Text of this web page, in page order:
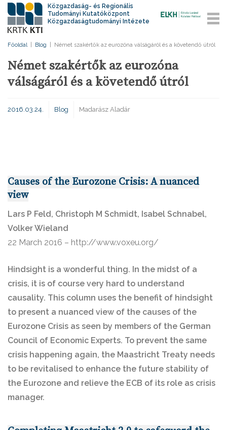
Közgazdaság- és Regionális
Tudományi Kutatóközpont
Közgazdaságtudományi Intézete
Főoldal Blog Német szakértők az eurozóna válságáról és a követendő útról
Német szakértők az eurozóna
válságáról és a követendő útról
2016.03.24. Blog Madarász Aladár
Causes of the Eurozone Crisis: A nuanced
view
Lars P Feld, Christoph M Schmidt, Isabel Schnabel,
Volker Wieland
22 March 2016 – http://www.voxeu.org/
Hindsight is a wonderful thing. In the midst of a
crisis, it is of course very hard to understand
causality. This column uses the benefit of hindsight
to present a nuanced view of the causes of the
Eurozone Crisis as seen by members of the German
Council of Economic Experts. To prevent the same
crisis happening again, the Maastricht Treaty needs
to be revitalised to enhance the future stability of
the Eurozone and relieve the ECB of its role as crisis
manager.